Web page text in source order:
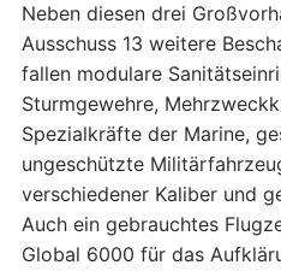
Neben diesen drei
Ausschuss 13 weitere
fallen modulare
Sturmgewehre,
Spezialkräfte der Marine,
ungeschützte
verschiedener Kaliber und
Auch ein gebrauchtes
Global 6000 für das